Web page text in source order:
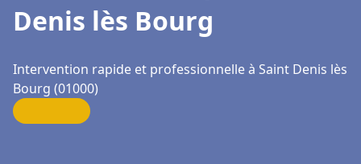
Denis lès Bourg
Intervention rapide et professionnelle à Saint Denis lès
Bourg (01000)